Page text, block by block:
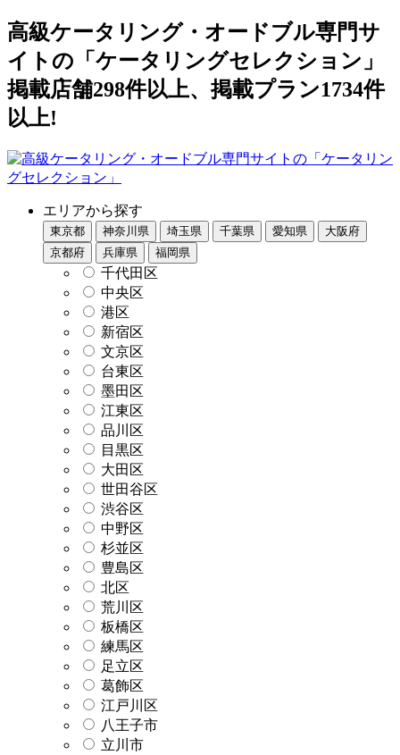
高級ケータリング・オードブル専門サ
イトの「ケータリングセレクション」
掲載店舗298件以上、掲載プラン1734件
以上!
エリアから探す
東京都 神奈川県 埼玉県 千葉県 愛知県
大阪府
京都府
兵庫県 福岡県
千代田区
中央区
港区
新宿区
文京区
台東区
墨田区
江東区
品川区
目黒区
大田区
世田谷区
渋谷区
中野区
杉並区
豊島区
北区
荒川区
板橋区
練馬区
足立区
葛飾区
江戸川区
八王子市
立川市